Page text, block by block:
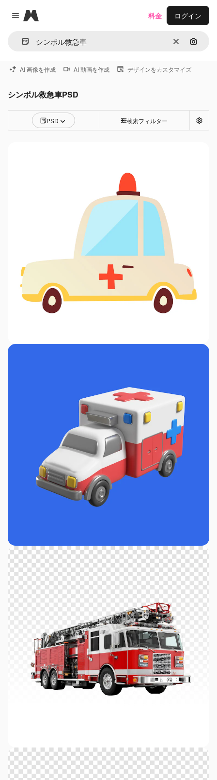
Close menu
Magnific
消去 画像で
料金 ログイン
AI 画像を作成 AI 動画を作成 デザインをカスタマイズ
シンボル救急車PSD
PSD 検索フィルター